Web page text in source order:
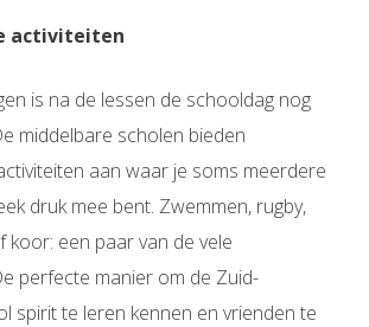
activiteiten
is na de lessen de schooldag nog
middelbare scholen bieden
aan waar je soms meerdere
druk mee bent. Zwemmen, rugby,
koor: een paar van de vele
perfecte manier om de Zuid-
spirit te leren kennen en vrienden te